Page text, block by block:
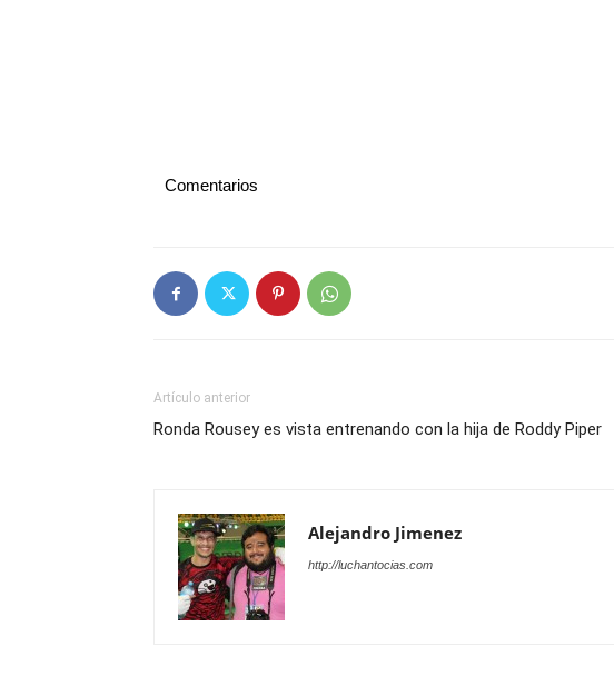
Comentarios
Artículo anterior
Ronda Rousey es vista entrenando con la hija de Roddy Piper
Alejandro Jimenez
http://luchantocias.com